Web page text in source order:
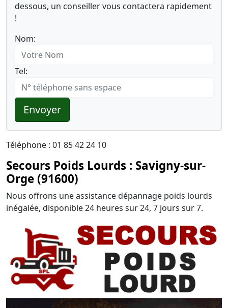
dessous, un conseiller vous contactera rapidement
!
Nom:
Tel:
Envoyer
Téléphone : 01 85 42 24 10
Secours Poids Lourds : Savigny-sur-
Orge (91600)
Nous offrons une assistance dépannage poids lourds
inégalée, disponible 24 heures sur 24, 7 jours sur 7.